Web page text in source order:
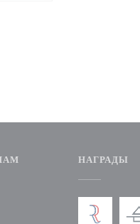
новом окне))
в новом окне))
НАГРАДЫ